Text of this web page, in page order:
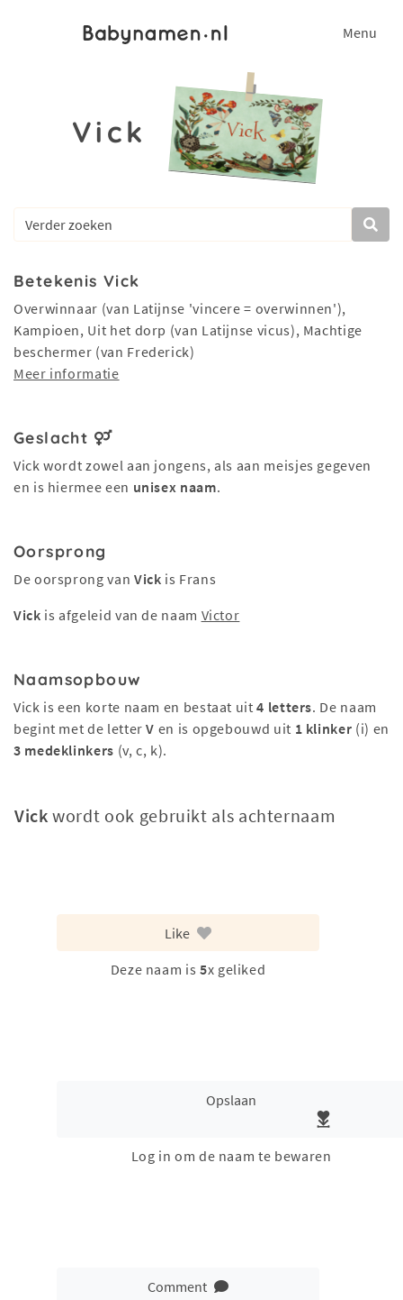
Menu
Vick
Betekenis Vick
Overwinnaar (van Latijnse 'vincere = overwinnen'),
Kampioen, Uit het dorp (van Latijnse vicus), Machtige
beschermer (van Frederick)
Meer informatie
Geslacht
Vick wordt zowel aan jongens, als aan meisjes gegeven
en is hiermee een unisex naam.
Oorsprong
De oorsprong van Vick is Frans
Vick is afgeleid van de naam Victor
Naamsopbouw
Vick is een korte naam en bestaat uit4 letters. De naam
begint met de letterV en is opgebouwd uit 1 klinker (i) en
3 medeklinkers (v, c, k).
Vick wordt ook gebruikt als achternaam
Like
Deze naam is 5x geliked
Opslaan
Log in om de naam te bewaren
Comment